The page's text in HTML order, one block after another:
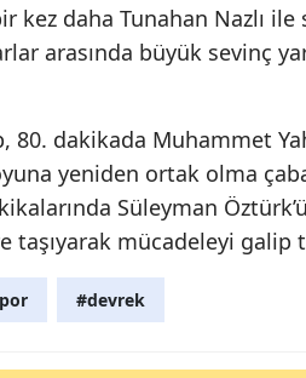
kez daha Tunahan Nazlı ile
arasında büyük sevinç
80. dakikada Muhammet
yeniden ortak olma
Süleyman
taşıyarak mücadeleyi galip
#devrek